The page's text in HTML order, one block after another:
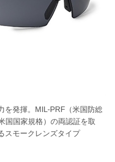
を発揮。MIL-PRF（米国防総
国国家規格）の両認証を取
スモークレンズタイプ